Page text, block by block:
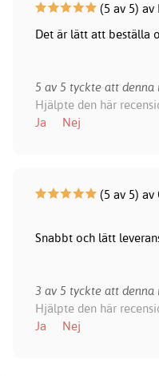
(5 av 5) av
Det är lätt att beställa
5 av 5 tyckte att
Hjälpte den här
Ja
Nej
(5 av 5) av
Snabbt och lätt
3 av 5 tyckte att
Hjälpte den här
Ja
Nej